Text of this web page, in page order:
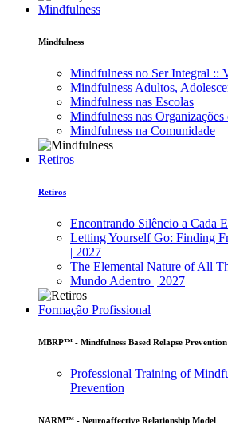
Mindfulness
Mindfulness
Mindfulness no Ser Integral ::
Mindfulness Adultos,
Mindfulness nas Escolas
Mindfulness nas Organizações
Mindfulness na Comunidade
Retiros
Retiros
Encontrando Silêncio a Cada
Letting Yourself Go: Finding
| 2027
The Elemental Nature of All
Mundo Adentro | 2027
Formação Profissional
MBRP™ - Mindfulness Based Relapse Prevention
Professional Training of
Prevention
NARM™ - Neuroaffective Relationship Model